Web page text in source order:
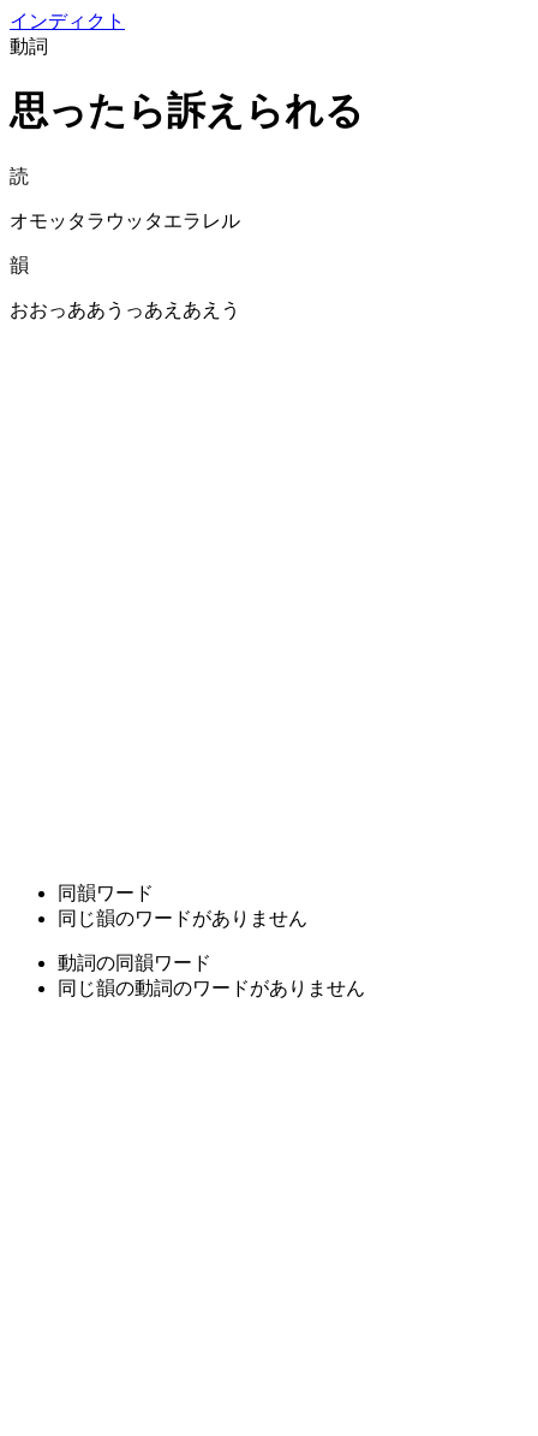
インディクト
動詞
思ったら訴えられる
読
オモッタラウッタエラレル
韻
おおっああうっあえあえう
同韻ワード
同じ韻のワードがありません
動詞の同韻ワード
同じ韻の動詞のワードがありません